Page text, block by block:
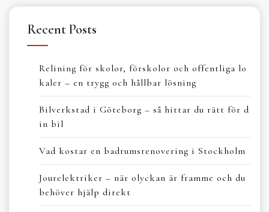
Recent Posts
Relining för skolor, förskolor och offentliga lo
kaler – en trygg och hållbar lösning
Bilverkstad i Göteborg – så hittar du rätt för d
in bil
Vad kostar en badrumsrenovering i Stockholm
Jourelektriker – när olyckan är framme och du
behöver hjälp direkt